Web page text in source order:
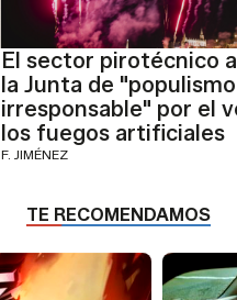
El sector pirotécnico
la Junta de "populismo
irresponsable" por el
los fuegos artificiales
F. JIMÉNEZ